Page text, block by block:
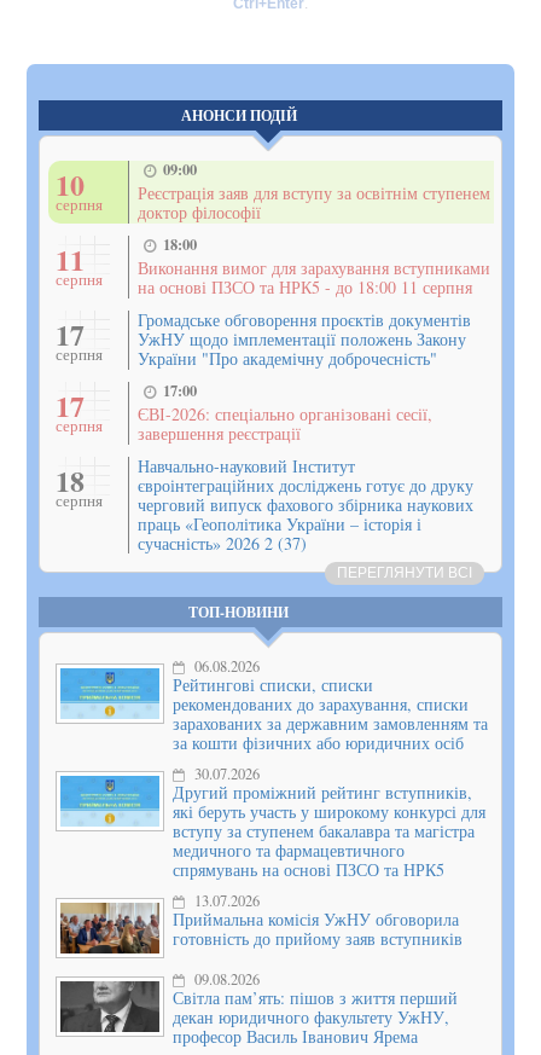
АНОНСИ ПОДІЙ
10
серпня
09:00
Реєстрація заяв для вступу за освітнім ступенем
доктор філософії
11
серпня
18:00
Виконання вимог для зарахування вступниками
на основі ПЗСО та НРК5 - до 18:00 11 серпня
17
серпня
Громадське обговорення проєктів документів
УжНУ щодо імплементації положень Закону
України "Про академічну доброчесність"
17
серпня
17:00
ЄВІ-2026: спеціально організовані сесії,
завершення реєстрації
18
серпня
Навчально-науковий Інститут
євроінтеграційних досліджень готує до друку
черговий випуск фахового збірника наукових
праць «Геополітика України – історія і
сучасність» 2026 2 (37)
ПЕРЕГЛЯНУТИ ВСІ
ТОП-НОВИНИ
06.08.2026
Рейтингові списки, списки
рекомендованих до зарахування, списки
зарахованих за державним замовленням та
за кошти фізичних або юридичних осіб
30.07.2026
Другий проміжний рейтинг вступників,
які беруть участь у широкому конкурсі для
вступу за ступенем бакалавра та магістра
медичного та фармацевтичного
спрямувань на основі ПЗСО та НРК5
13.07.2026
Приймальна комісія УжНУ обговорила
готовність до прийому заяв вступників
09.08.2026
Світла пам’ять: пішов з життя перший
декан юридичного факультету УжНУ,
професор Василь Іванович Ярема